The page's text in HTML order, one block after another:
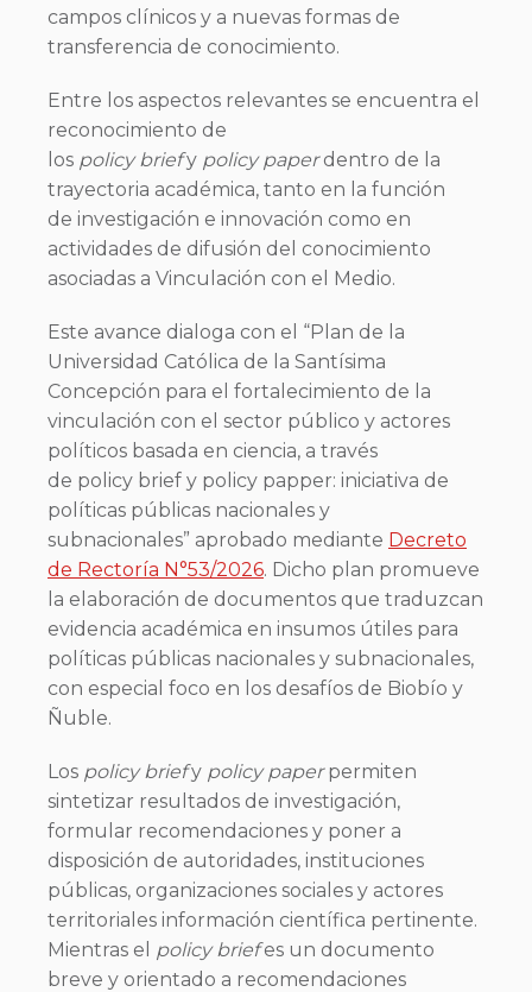
campos clínicos y a nuevas formas de
transferencia de conocimiento.
Entre los aspectos relevantes se encuentra el
reconocimiento de
los policy briefy policy paperdentro de la
trayectoria académica, tanto en la función
de investigación e innovación como en
actividades de difusión del conocimiento
asociadas a Vinculación con el Medio.
Este avance dialoga con el “Plan de la
Universidad Católica de la Santísima
Concepción para el fortalecimiento de la
vinculación con el sector público y actores
políticos basada en ciencia, a través
de policy brief y policy papper: iniciativa de
políticas públicas nacionales y
subnacionales” aprobado mediante Decreto
de Rectoría N°53/2026. Dicho plan promueve
la elaboración de documentos que traduzcan
evidencia académica en insumos útiles para
políticas públicas nacionales y subnacionales,
con especial foco en los desafíos de Biobío y
Ñuble.
Los policy briefy policy paperpermiten
sintetizar resultados de investigación,
formular recomendaciones y poner a
disposición de autoridades, instituciones
públicas, organizaciones sociales y actores
territoriales información científica pertinente.
Mientras el policy briefes un documento
breve y orientado a recomendaciones